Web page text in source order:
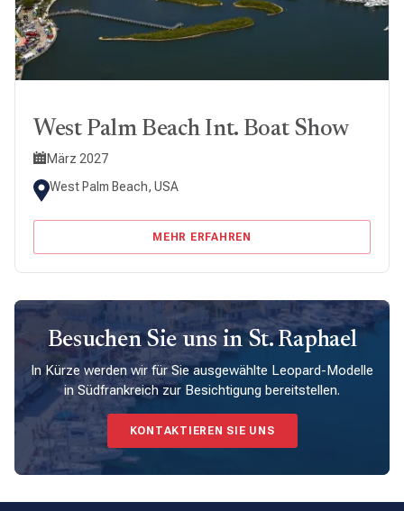
West Palm Beach Int. Boat Show
März 2027
West Palm Beach, USA
MEHR ERFAHREN
Besuchen Sie uns in St. Raphael
In Kürze werden wir für Sie ausgewählte Leopard-Modelle
in Südfrankreich zur Besichtigung bereitstellen.
KONTAKTIEREN SIE UNS